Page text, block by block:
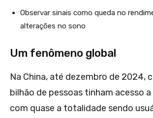
Observar sinais como queda no
alterações no sono
Um fenômeno global
Na China, até dezembro de 2024,
bilhão de pessoas tinham acesso
com quase a totalidade sendo